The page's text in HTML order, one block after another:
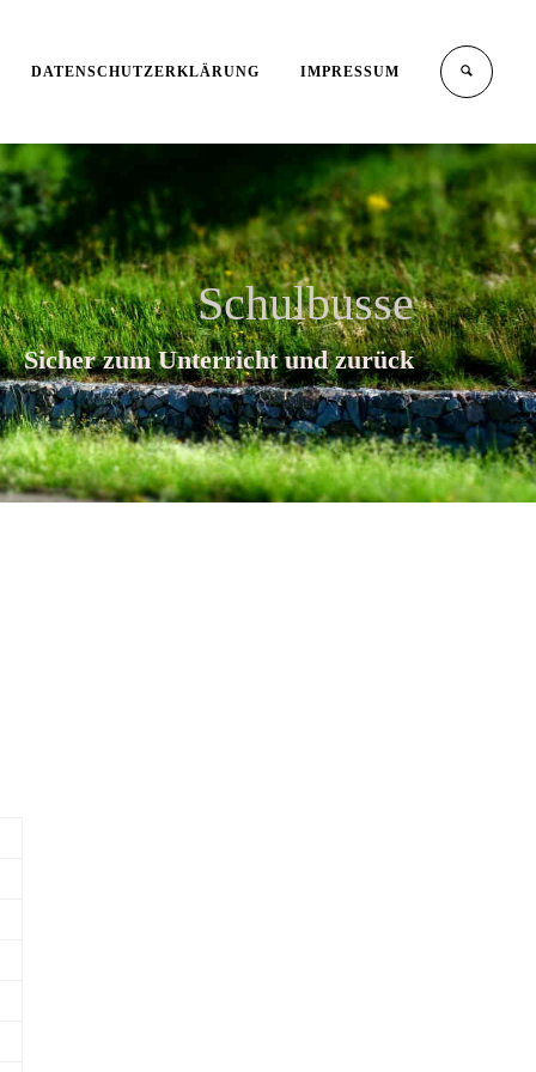
DATENSCHUTZERKLÄRUNG IMPRESSUM
Schulbusse
Sicher zum Unterricht und zurück